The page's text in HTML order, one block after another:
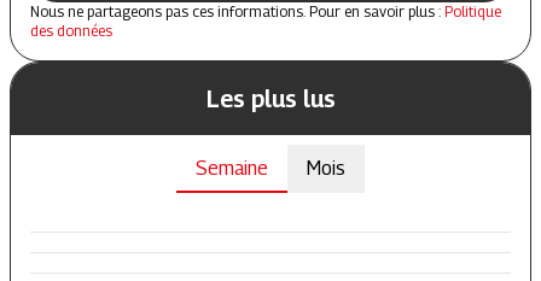
Nous ne partageons pas ces informations. Pour en savoir plus : Politique
des données
Les plus lus
Semaine Mois